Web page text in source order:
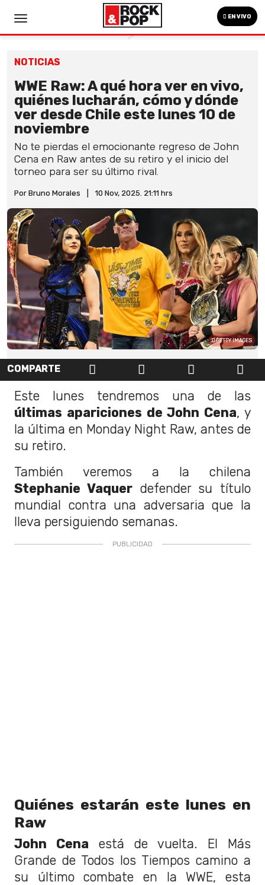
EN VIVO
NOTICIAS
WWE Raw: A qué hora ver en vivo,
quiénes lucharán, cómo y dónde
ver desde Chile este lunes 10 de
noviembre
No te pierdas el emocionante regreso de John
Cena en Raw antes de su retiro y el inicio del
torneo para ser su último rival.
Por Bruno Morales 10 Nov, 2025. 21:11 hrs
GETTY IMAGES
COMPARTE
Este lunes tendremos una de las
últimas apariciones de John Cena, y
la última en Monday Night Raw, antes de
su retiro.
También veremos a la chilena
Stephanie Vaquerdefender su título
mundial contra una adversaria que la
lleva persiguiendo semanas.
Quiénes estarán este lunes en
Raw
John Cena está de vuelta. El Más
Grande de Todos los Tiempos camino a
su último combate en la WWE, esta